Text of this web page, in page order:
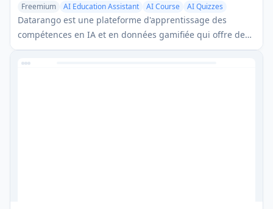
Freemium AI Education Assistant AI Course AI Quizzes
Datarango est une plateforme d'apprentissage des
compétences en IA et en données gamifiée qui offre des
expériences de résolution de problèmes interactives
axées sur l'industrie.